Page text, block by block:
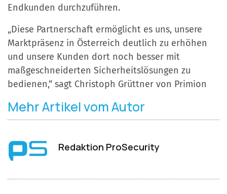
Endkunden durchzuführen.
„Diese Partnerschaft ermöglicht es uns, unsere
Marktpräsenz in Österreich deutlich zu erhöhen
und unsere Kunden dort noch besser mit
maßgeschneiderten Sicherheitslösungen zu
bedienen,“ sagt Christoph Grüttner von Primion
Mehr Artikel vom Autor
Redaktion ProSecurity